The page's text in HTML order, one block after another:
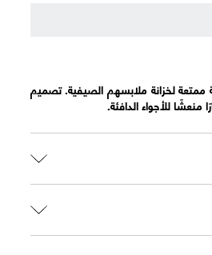
لخزانة ملابسهم الصيفية. تصميم
منعشًا للأجواء الدافئة.